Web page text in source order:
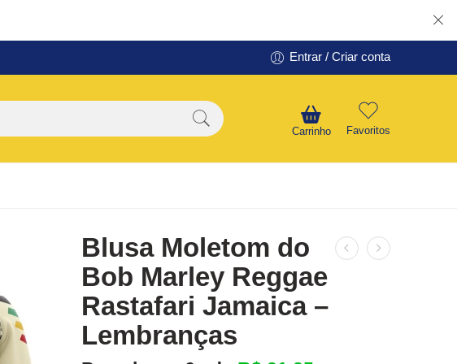
Entrar / Criar conta
Carrinho Favoritos
Blusa Moletom do
Bob Marley Reggae
Rastafari Jamaica –
Lembranças